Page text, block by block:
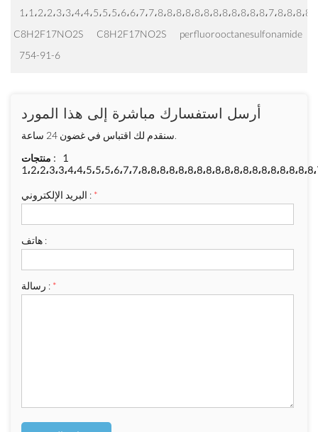
C8H2F17NO2S
C8H2F17NO2S perfluorooctanesulfonamide
754-91-6
أرسل استفسارك مباشرة إلى هذا المورد
سنقدم لك اقتباس في غضون 24 ساعة.
منتجات :
1
البريد الإلكتروني : *
هاتف :
رسالة : *